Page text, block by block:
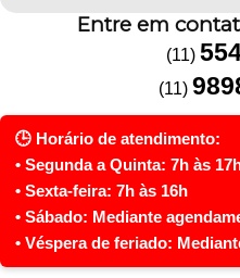
Entre em
(11)
(11)